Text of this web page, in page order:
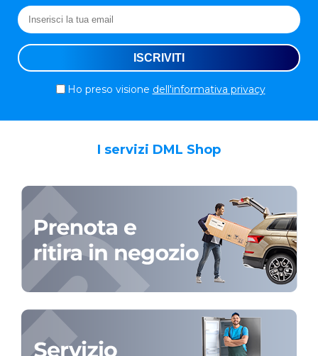
Ho preso visione dell'informativa privacy
I servizi DML Shop